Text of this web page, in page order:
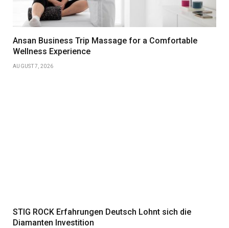
Ansan Business Trip Massage for a Comfortable
Wellness Experience
AUGUST 7, 2026
STIG ROCK Erfahrungen Deutsch Lohnt sich die
Diamanten Investition